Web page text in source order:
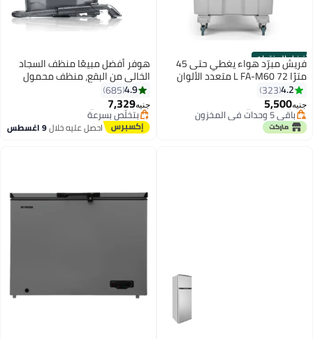
أفضل المنتجات فريش مبرّد هواء يغطي حتى 45
مترًا 72 L FA-M60 متعدد الألوان
4.2
323
جنيه5,500
#1 في مبردات الهواء
توصيل مجاني
باقي 5 وحدات في المخزون
تم بيع +110 مؤخرًا
#1 في مبردات الهواء
هوفر أفضل مبيعًا منظف السجاد
الخالي من البقع، منظف محمول
وخفيف الوزن للأسطح المتعددة
للمقاعد السيارة، الأرائك، السجاد، في
الهواء الطلق والمزيد -
4.9
685
جنيه7,329
أقل سعر في 30 يوم
توصيل مجاني
بتخلّص بسرعة
أقل سعر في 30 يوم
احصل عليه خلال9 اغسطس